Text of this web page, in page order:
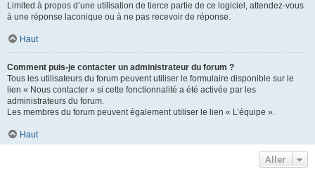
Limited à propos d’une utilisation de tierce partie de ce logiciel, attendez-vous
à une réponse laconique ou à ne pas recevoir de réponse.
Haut
Comment puis-je contacter un administrateur du forum ?
Tous les utilisateurs du forum peuvent utiliser le formulaire disponible sur le
lien « Nous contacter » si cette fonctionnalité a été activée par les
administrateurs du forum.
Les membres du forum peuvent également utiliser le lien « L’équipe ».
Haut
Aller